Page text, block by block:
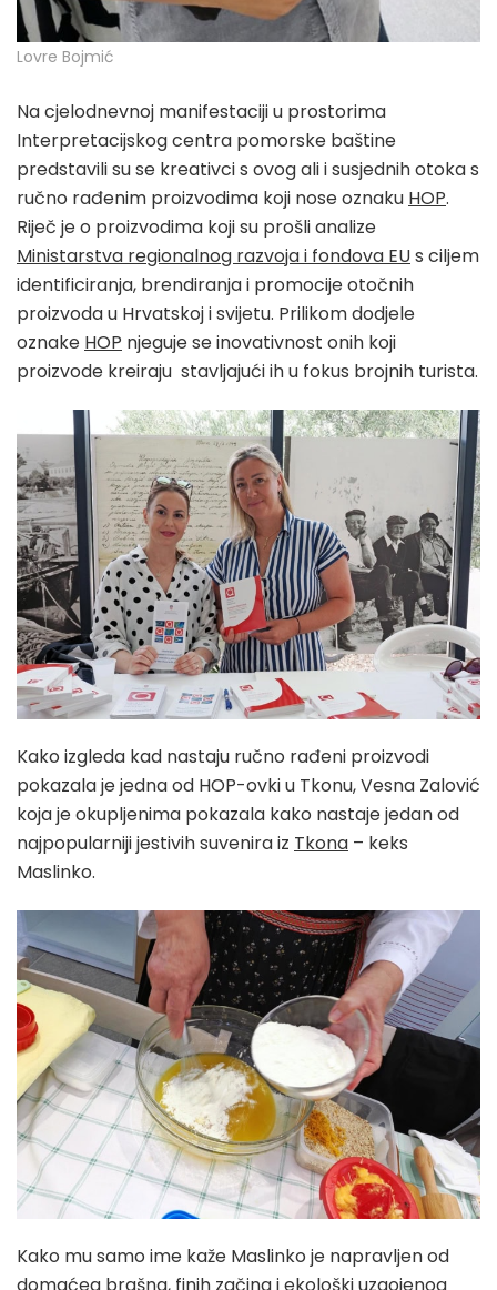
Lovre Bojmić
Na cjelodnevnoj manifestaciji u prostorima
Interpretacijskog centra pomorske baštine
predstavili su se kreativci s ovog ali i susjednih otoka s
ručno rađenim proizvodima koji nose oznaku HOP.
Riječ je o proizvodima koji su prošli analize
Ministarstva regionalnog razvoja i fondova EUs ciljem
identificiranja, brendiranja i promocije otočnih
proizvoda u Hrvatskoj i svijetu. Prilikom dodjele
oznake HOP njeguje se inovativnost onih koji
proizvode kreiraju stavljajući ih u fokus brojnih turista.
Kako izgleda kad nastaju ručno rađeni proizvodi
pokazala je jedna od HOP-ovki u Tkonu, Vesna Zalović
koja je okupljenima pokazala kako nastaje jedan od
najpopularniji jestivih suvenira iz Tkona – keks
Maslinko.
Kako mu samo ime kaže Maslinko je napravljen od